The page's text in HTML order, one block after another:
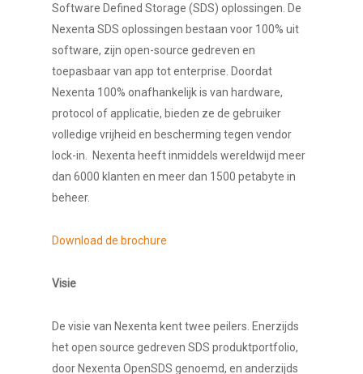
Software Defined Storage (SDS) oplossingen. De
Nexenta SDS oplossingen bestaan voor 100% uit
software, zijn open-source gedreven en
toepasbaar van app tot enterprise. Doordat
Nexenta 100% onafhankelijk is van hardware,
protocol of applicatie, bieden ze de gebruiker
volledige vrijheid en bescherming tegen vendor
lock-in. Nexenta heeft inmiddels wereldwijd meer
dan 6000 klanten en meer dan 1500 petabyte in
beheer.
Download de brochure
Visie
De visie van Nexenta kent twee peilers. Enerzijds
het open source gedreven SDS produktportfolio,
door Nexenta OpenSDS genoemd, en anderzijds